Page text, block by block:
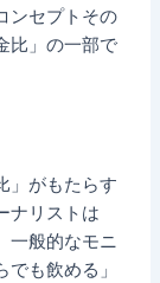
ンセプトその
比」の一部で
」がもたらす
ナリストは
一般的なモニ
も飲める」